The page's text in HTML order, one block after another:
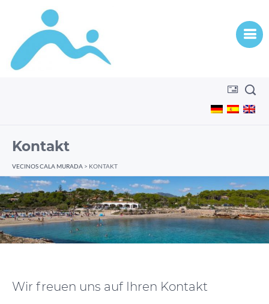
Kontakt
VECINOS CALA MURADA > KONTAKT
Wir freuen uns auf Ihren Kontakt